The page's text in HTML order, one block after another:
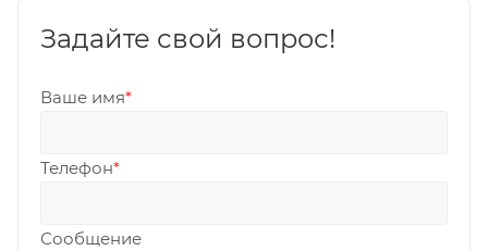
Задайте свой вопрос!
Ваше имя*
Телефон*
Сообщение